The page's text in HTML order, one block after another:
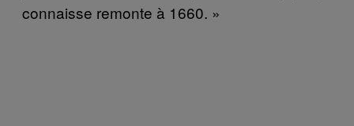
connaisse remonte à 1660. »